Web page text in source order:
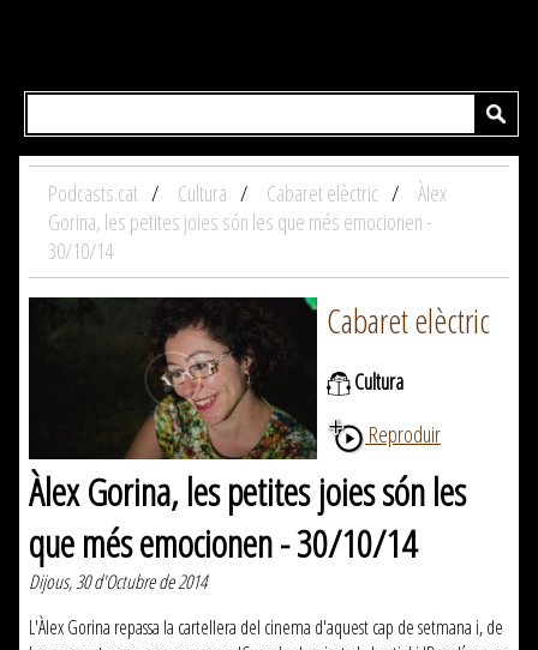
Podcasts.cat Cultura Cabaret elèctric
Àlex
Gorina, les petites joies són les que més emocionen -
30/10/14
Cabaret elèctric
Cultura
Reproduir
Àlex Gorina, les petites joies són les
que més emocionen - 30/10/14
Dijous, 30 d'Octubre de 2014
L'Àlex Gorina repassa la cartellera del cinema d'aquest cap de setmana i, de